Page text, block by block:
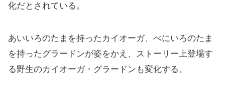
化だとされている。
あいいろのたまを持ったカイオーガ、べにいろのたま
を持ったグラードンが姿をかえ、ストーリー上登場す
る野生のカイオーガ・グラードンも変化する。